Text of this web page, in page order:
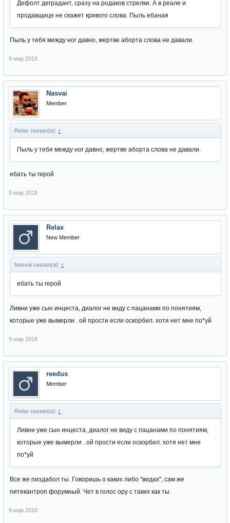
Дефолт деградант, сразу на родаков стрелки. А в реале и
продавщице не скажет кривого слова. Пыль ебаная
Пыль у тебя между ног давно, жертве аборта слова не давали.
9 мар 2018
Nasvai
Member
Relax сказал(а): ↑
Пыль у тебя между ног давно, жертве аборта слова не давали.
ебать ты герой
9 мар 2018
Relax
New Member
Nasvai сказал(а): ↑
ебать ты герой
Ливни уже сын инцеста, диалог не виду с пацанами по понятиям,
которые уже вымерли . ой прости если оскорбил. хотя нет мне по*уй
9 мар 2018
reedus
Member
Relax сказал(а): ↑
Ливни уже сын инцеста, диалог не виду с пацанами по понятиям,
которые уже вымерли . ой прости если оскорбил. хотя нет мне
по*уй
Все же пиздабол ты. Говоришь о каких либо "видах", сам же
питекантроп форумный. Чет в голос ору с таких как ты.
9 мар 2018